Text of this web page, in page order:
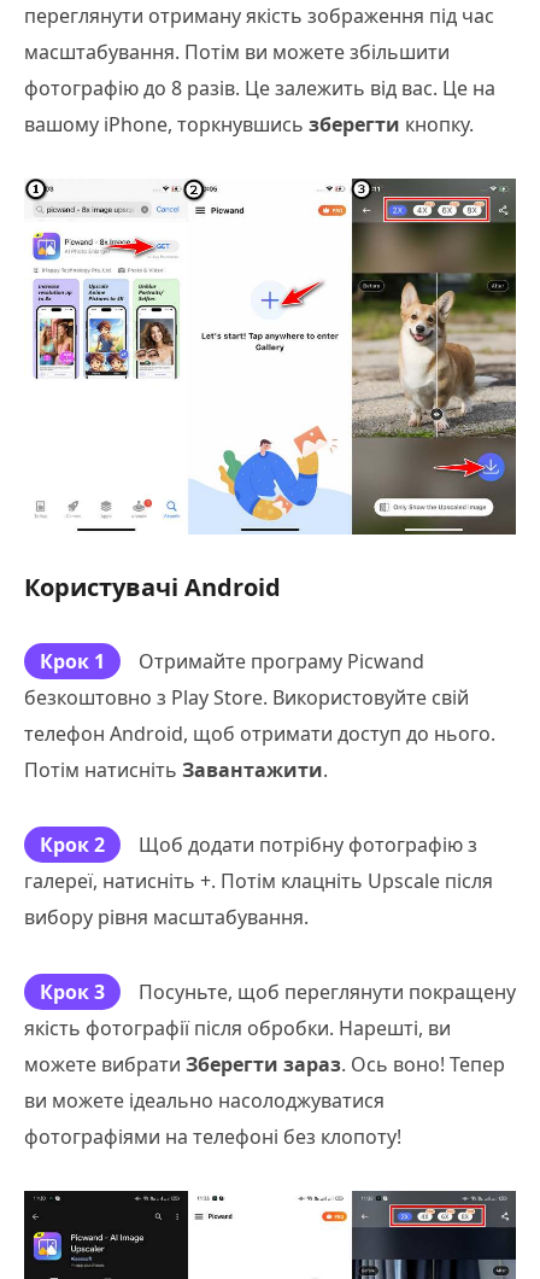
переглянути отриману якість зображення під час
масштабування. Потім ви можете збільшити
фотографію до 8 разів. Це залежить від вас. Це на
вашому iPhone, торкнувшись зберегти кнопку.
Користувачі Android
Крок 1
Отримайте програму Picwand
безкоштовно з Play Store. Використовуйте свій
телефон Android, щоб отримати доступ до нього.
Потім натисніть Завантажити.
Крок 2
Щоб додати потрібну фотографію з
галереї, натисніть +. Потім клацніть Upscale після
вибору рівня масштабування.
Крок 3
Посуньте, щоб переглянути покращену
якість фотографії після обробки. Нарешті, ви
можете вибрати Зберегти зараз. Ось воно! Тепер
ви можете ідеально насолоджуватися
фотографіями на телефоні без клопоту!